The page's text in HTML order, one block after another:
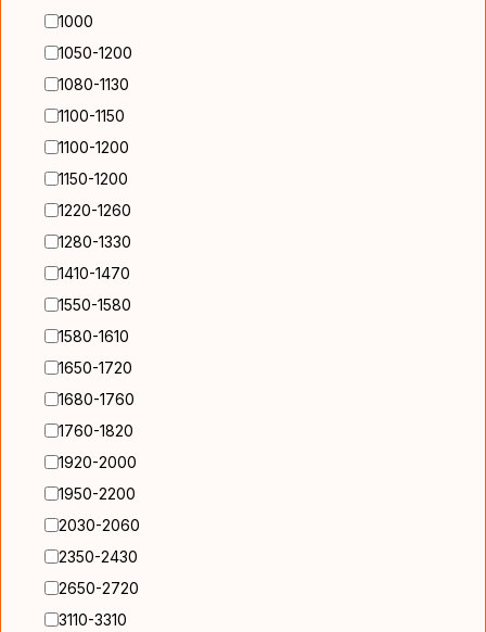
1000
1050-1200
1080-1130
1100-1150
1100-1200
1150-1200
1220-1260
1280-1330
1410-1470
1550-1580
1580-1610
1650-1720
1680-1760
1760-1820
1920-2000
1950-2200
2030-2060
2350-2430
2650-2720
3110-3310